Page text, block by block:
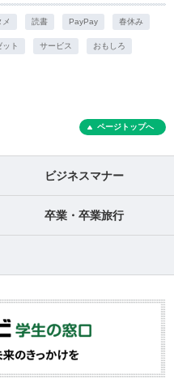
メ 読書 PayPay 春休み
ト サービス おもしろ
ページトップへ
ビジネスマナー
卒業・卒業旅行